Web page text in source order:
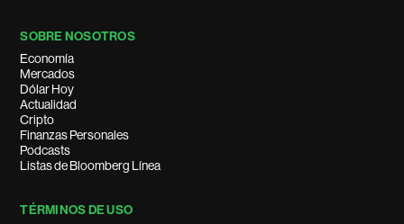
SOBRE NOSOTROS
Economía
Mercados
Dólar Hoy
Actualidad
Cripto
Finanzas Personales
Podcasts
Listas de Bloomberg Línea
TÉRMINOS DE USO